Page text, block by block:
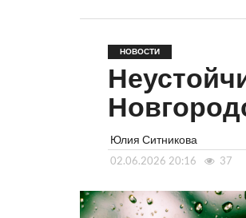
НОВОСТИ
Юлия Ситникова
02.06.2026 20:16 37